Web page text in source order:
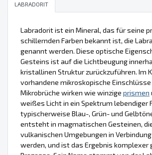
LABRADORIT
Labradorit ist ein Mineral, das für seine
schillernden Farben bekannt ist, die
genannt werden. Diese optische
Gesteins ist auf die Lichtbeugung
kristallinen Struktur zurückzuführen. Im
vorhandene mikroskopische Einschlüsse
Mikrobrüche wirken wie winzige prismen
weißes Licht in ein Spektrum lebendiger
typischerweise Blau-, Grün- und
entsteht in magmatischen Gesteinen,
vulkanischen Umgebungen in
werden, und ist das Ergebnis komplexer